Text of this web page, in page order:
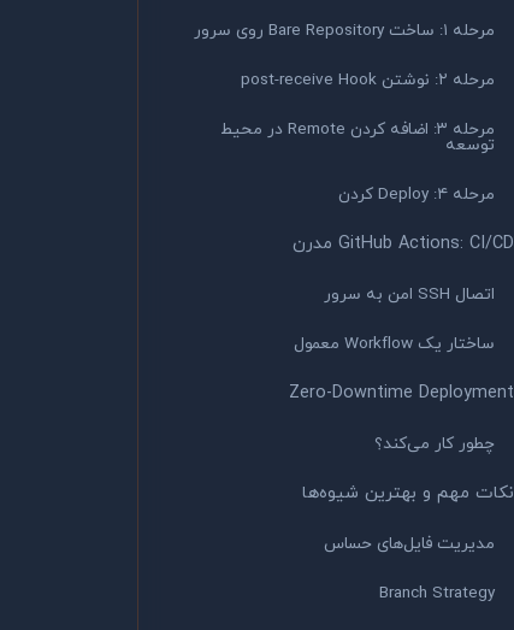
مرحله ۱: ساخت Bare Repository روی سرور
مرحله ۲: نوشتن post-receive Hook
مرحله ۳: اضافه کردن Remote در محیط
توسعه
مرحله ۴: Deploy کردن
GitHub Actions: CI/CD مدرن
اتصال SSH امن به سرور
ساختار یک Workflow معمول
Zero-Downtime Deployment
چطور کار می‌کند؟
نکات مهم و بهترین شیوه‌ها
مدیریت فایل‌های حساس
Branch Strategy